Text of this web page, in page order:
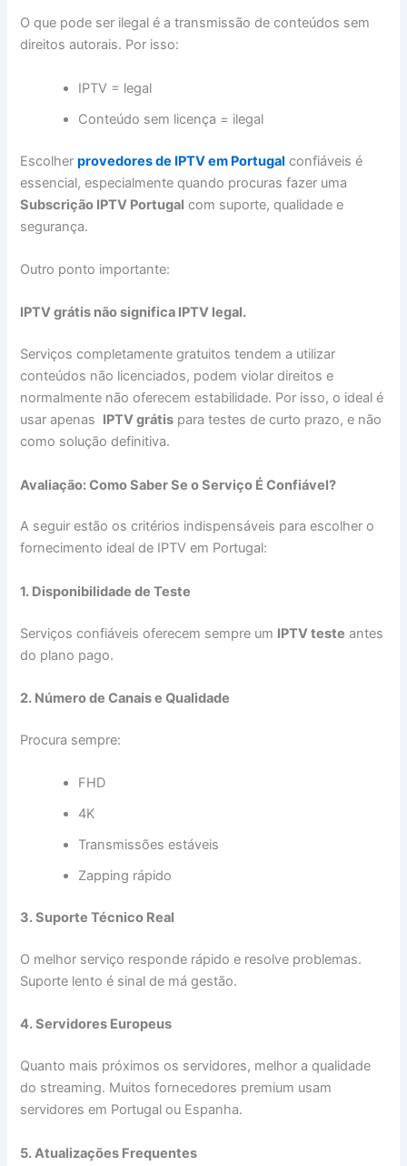
O que pode ser ilegal é a transmissão de conteúdos sem
direitos autorais. Por isso:
IPTV = legal
Conteúdo sem licença = ilegal
Escolherprovedores de IPTV em Portugal confiáveis é
essencial, especialmente quando procuras fazer uma
Subscrição IPTV Portugal com suporte, qualidade e
segurança.
Outro ponto importante:
IPTV grátis não significa IPTV legal.
Serviços completamente gratuitos tendem a utilizar
conteúdos não licenciados, podem violar direitos e
normalmente não oferecem estabilidade. Por isso, o ideal é
usar apenas IPTV grátis para testes de curto prazo, e não
como solução definitiva.
Avaliação: Como Saber Se o Serviço É Confiável?
A seguir estão os critérios indispensáveis para escolher o
fornecimento ideal de IPTV em Portugal:
1. Disponibilidade de Teste
Serviços confiáveis oferecem sempre um IPTV teste antes
do plano pago.
2. Número de Canais e Qualidade
Procura sempre:
FHD
4K
Transmissões estáveis
Zapping rápido
3. Suporte Técnico Real
O melhor serviço responde rápido e resolve problemas.
Suporte lento é sinal de má gestão.
4. Servidores Europeus
Quanto mais próximos os servidores, melhor a qualidade
do streaming. Muitos fornecedores premium usam
servidores em Portugal ou Espanha.
5. Atualizações Frequentes